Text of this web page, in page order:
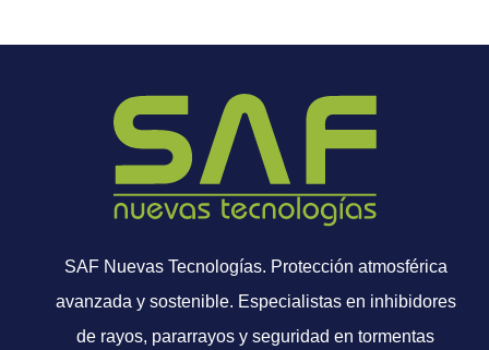
SAF Nuevas Tecnologías. Protección atmosférica
avanzada y sostenible. Especialistas en inhibidores
de rayos, pararrayos y seguridad en tormentas